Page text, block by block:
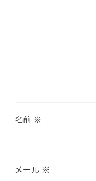
名前 ※
メール ※